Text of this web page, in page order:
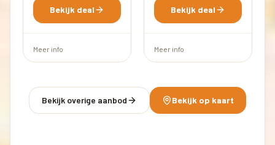
Bekijk deal
Meer info
Bekijk deal
Meer info
Bekijk overige aanbod Bekijk op kaart